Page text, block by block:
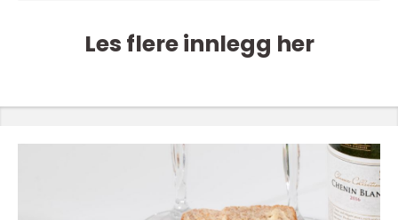
Les flere innlegg her